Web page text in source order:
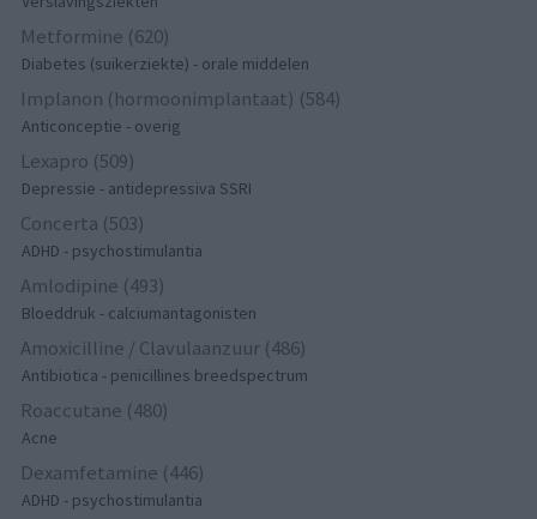
Metformine (620)
Diabetes (suikerziekte) - orale middelen
Implanon (hormoonimplantaat) (584)
Anticonceptie - overig
Lexapro (509)
Depressie - antidepressiva SSRI
Concerta (503)
ADHD - psychostimulantia
Amlodipine (493)
Bloeddruk - calciumantagonisten
Amoxicilline / Clavulaanzuur (486)
Antibiotica - penicillines breedspectrum
Roaccutane (480)
Acne
Dexamfetamine (446)
ADHD - psychostimulantia